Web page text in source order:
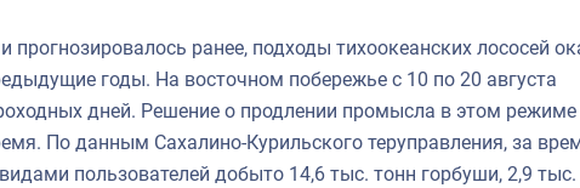
прогнозировалось ранее, подходы тихоокеанских лососей
годы. На восточном побережье с 10 по 20 августа
дней. Решение о продлении промысла в этом режиме
По данным Сахалино-Курильского теруправления, за
пользователей добыто 14,6 тыс. тонн горбуши, 2,9 тыс.